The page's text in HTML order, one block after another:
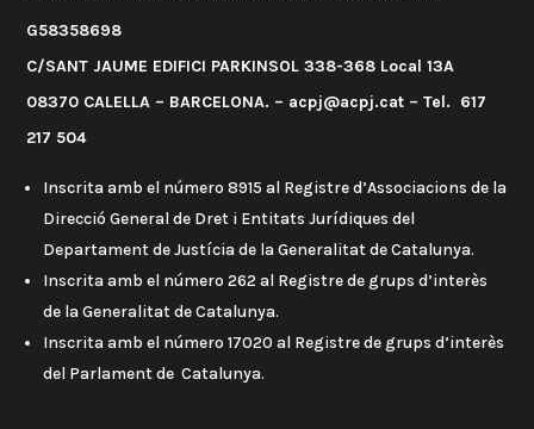
G58358698
C/SANT JAUME EDIFICI PARKINSOL 338-368 Local 13A
08370 CALELLA – BARCELONA. – acpj@acpj.cat – Tel. 617
217 504
Inscrita amb el número 8915 al Registre d’Associacions de la
Direcció General de Dret i Entitats Jurídiques del
Departament de Justícia de la Generalitat de Catalunya.
Inscrita amb el número 262 al Registre de grups d’interès
de la Generalitat de Catalunya.
Inscrita amb el número 17020 al Registre de grups d’interès
del Parlament de Catalunya.